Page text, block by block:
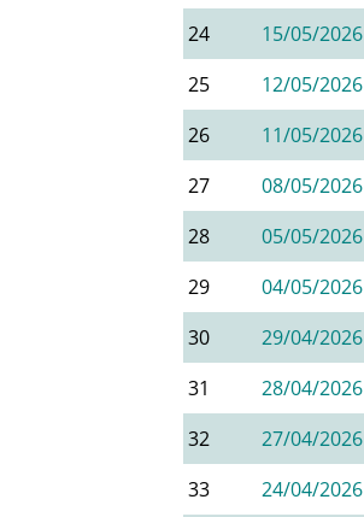
24
15/05/2026
25
12/05/2026
26
11/05/2026
27
08/05/2026
28
05/05/2026
29
04/05/2026
30
29/04/2026
31
28/04/2026
32
27/04/2026
33
24/04/2026